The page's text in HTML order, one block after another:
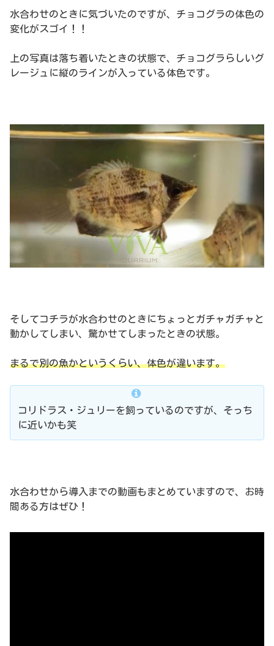
水合わせのときに気づいたのですが、チョコグラの体色の
変化がスゴイ！！
上の写真は落ち着いたときの状態で、チョコグラらしいグ
レージュに縦のラインが入っている体色です。
そしてコチラが水合わせのときにちょっとガチャガチャと
動かしてしまい、驚かせてしまったときの状態。
まるで別の魚かというくらい、体色が違います。
コリドラス・ジュリーを飼っているのですが、そっち
に近いかも笑
水合わせから導入までの動画もまとめていますので、お時
間ある方はぜひ！